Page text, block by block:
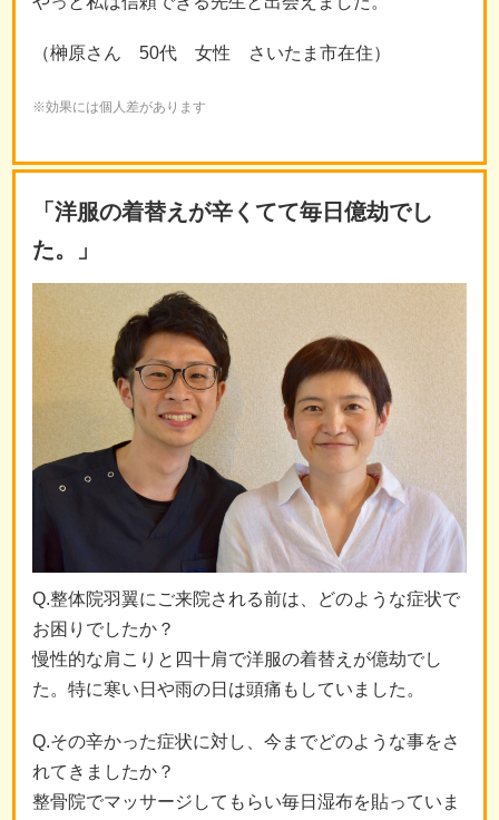
（榊原さん 50代 女性 さいたま市在住）
※効果には個人差があります
「洋服の着替えが辛くてて毎日億劫でし
た。」
Q.整体院羽翼にご来院される前は、どのような症状で
お困りでしたか？
慢性的な肩こりと四十肩で洋服の着替えが億劫でし
た。特に寒い日や雨の日は頭痛もしていました。
Q.その辛かった症状に対し、今までどのような事をさ
れてきましたか？
整骨院でマッサージしてもらい毎日湿布を貼っていま